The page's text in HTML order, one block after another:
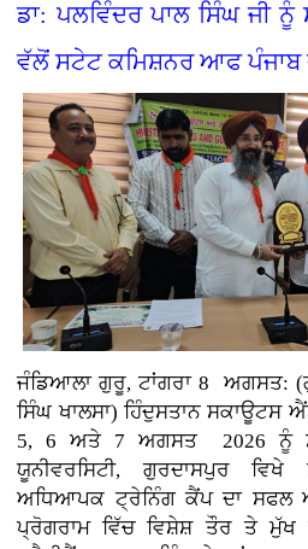
ਡਾ: ਪਲਵਿੰਦਰ ਪਾਲ ਸਿੰਘ ਜੀ
ਵੱਲੋਂ ਸਟੇਟ ਕਮਿਸ਼ਨਰ ਆਫ ਪੰਜਾਬ
ਜੰਡਿਆਲਾ ਗੁਰੂ, ਟਾਂਗਰਾ 8 ਅਗਸਤ:
ਸਿੰਘ ਖਾਲਸਾ) ਹਿੰਦੁਸਤਾਨ ਸਕਾਊਟਸ
5, 6 ਅਤੇ 7 ਅਗਸਤ 2026 ਨੂੰ
ਯੂਨੀਵਰਸਿਟੀ, ਗੁਰਦਾਸਪੁਰ
ਅਧਿਆਪਕ ਟ੍ਰੇਨਿੰਗ ਕੈਂਪ ਦਾ ਸਫਲ
ਪ੍ਰੋਗਰਾਮ ਵਿੱਚ ਵਿਸ਼ੇਸ਼ ਤੌਰ ਤੇ ਮੁੱਖ